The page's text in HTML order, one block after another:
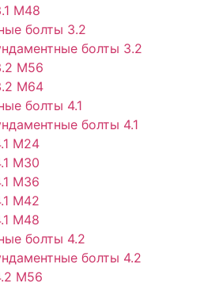
М48
болты 3.2
болты 3.2
М56
М64
болты 4.1
болты 4.1
М24
М30
М36
М42
М48
болты 4.2
болты 4.2
М56